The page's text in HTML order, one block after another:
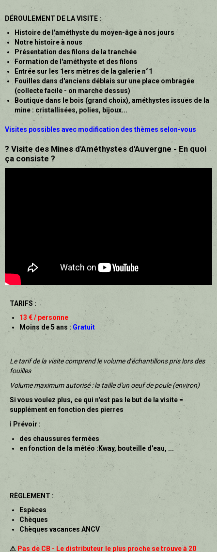
DÉROULEMENT DE LA VISITE :
Histoire de l'améthyste du moyen-âge à nos jours
Notre histoire à nous
Présentation des filons de la tranchée
Formation de l'améthyste et des filons
Entrée sur les 1ers mètres de la galerie n°1
Fouilles dans d'anciens déblais sur une place ombragée
(collecte facile - on marche dessus)
Boutique dans le bois (grand choix), améthystes issues de la
mine : cristallisées, polies, bijoux...
Visites possibles avec modification des thèmes selon-vous
? Visite des Mines d'Améthystes d'Auvergne - En quoi
ça consiste ?
TARIFS :
13 € / personne
Moins de 5 ans : Gratuit
Le tarif de la visite comprend le volume d'échantillons pris lors des
fouilles
Volume maximum autorisé : la taille d'un oeuf de poule (environ)
Si vous voulez plus, ce qui n'est pas le but de la visite =
supplément en fonction des pierres
ℹ Prévoir :
des chaussures fermées
en fonction de la météo :Kway, bouteille d'eau, ...
RÈGLEMENT :
Espèces
Chèques
Chèques vacances ANCV
⚠ Pas de CB - Le distributeur le plus proche se trouve à 20